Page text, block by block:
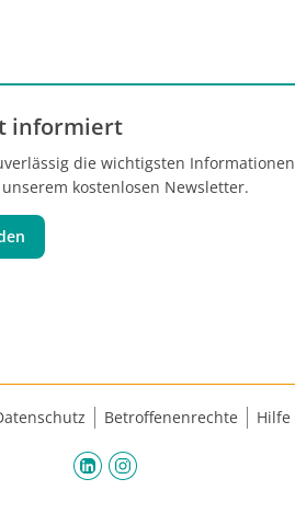
informiert
die wichtigsten Informationen
kostenlosen Newsletter.
Betroffenenrechte Hilfe